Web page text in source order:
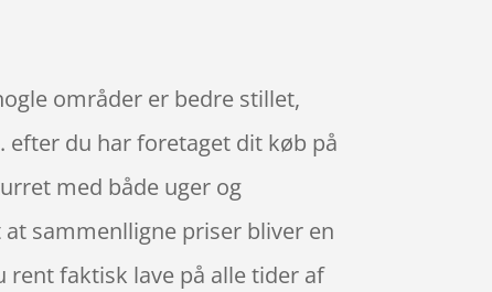
områder er bedre stillet,
efter du har foretaget dit køb på
med både uger og
sammenlligne priser bliver en
rent faktisk lave på alle tider af